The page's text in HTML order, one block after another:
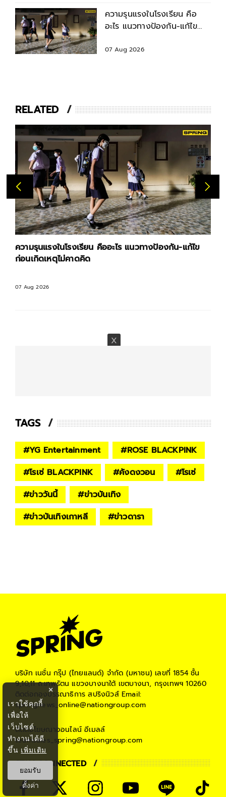
ความรุนแรงในโรงเรียน คือ
อะไร แนวทางป้องกัน-แก้ไข
07 Aug 2026
RELATED
ความรุนแรงในโรงเรียน คืออะไร แนวทางป้องกัน-แก้ไข
ก่อนเกิดเหตุไม่คาดคิด
07 Aug 2026
TAGS
#YG Entertainment #ROSE BLACKPINK
#โรเซ่ BLACKPINK #คังดงวอน #โรเซ่
#ข่าววันนี้ #ข่าวบันเทิง
#ข่าวบันเทิงเกาหลี #ข่าวดารา
บริษัท เนชั่น กรุ๊ป (ไทยแลนด์) จำกัด (มหาชน) เลขที่ 1854 ชั้น
9,10,11 ถ.เทพรัตน แขวงบางนาใต้ เขตบางนา, กรุงเทพฯ 10260
ติดต่อกองบรรณาธิการ สปริงนิวส์Email:
springnews_online@nationgroup.com
ติดต่อโฆษณาออนไลน์ อีเมลล์
teamsales_spring@nationgroup.com
STAY CONNECTED
×
เราใช้คุกกี้
เพื่อให้
เว็บไซต์
ทำงานได้ดี
ขึ้น เพิ่มเติม
ยอมรับ
ตั้งค่า